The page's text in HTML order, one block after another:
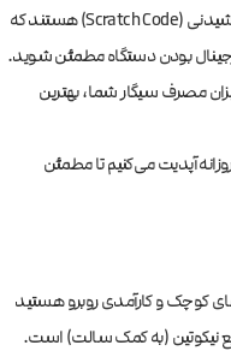
تمامی دستگاه‌ها دارای کد خراشیدنی (Scratch Code) هستند که
بودن دستگاه مطمئن شوید.
مصرف سیگار شما، بهترین
آپدیت می‌کنیم تا مطمئن
دستگاه‌های کوچک و کارآمدی روبرو هستید
نیکوتین (به کمک سالت) است.